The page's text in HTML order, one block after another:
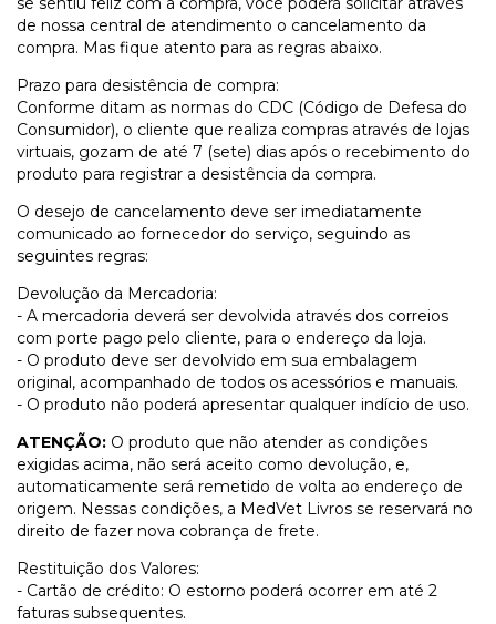
de nossa central de atendimento o cancelamento da
compra. Mas fique atento para as regras abaixo.
Prazo para desistência de compra:
Conforme ditam as normas do CDC (Código de Defesa do
Consumidor), o cliente que realiza compras através de lojas
virtuais, gozam de até 7 (sete) dias após o recebimento do
produto para registrar a desistência da compra.
O desejo de cancelamento deve ser imediatamente
comunicado ao fornecedor do serviço, seguindo as
seguintes regras:
Devolução da Mercadoria:
- A mercadoria deverá ser devolvida através dos correios
com porte pago pelo cliente, para o endereço da loja.
- O produto deve ser devolvido em sua embalagem
original, acompanhado de todos os acessórios e manuais.
- O produto não poderá apresentar qualquer indício de uso.
ATENÇÃO: O produto que não atender as condições
exigidas acima, não será aceito como devolução, e,
automaticamente será remetido de volta ao endereço de
origem. Nessas condições, a MedVet Livros se reservará no
direito de fazer nova cobrança de frete.
Restituição dos Valores:
- Cartão de crédito: O estorno poderá ocorrer em até 2
faturas subsequentes.